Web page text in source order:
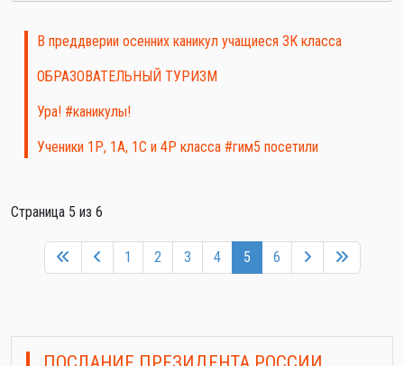
В преддверии осенних каникул учащиеся 3К класса
ОБРАЗОВАТЕЛЬНЫЙ ТУРИЗМ
Ура! #каникулы!
Ученики 1Р, 1А, 1С и 4Р класса #гим5 посетили
Страница 5 из 6
1 2 3 4 5 6